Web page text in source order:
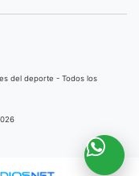
del deporte - Todos los